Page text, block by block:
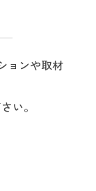
ョンや取材
い。